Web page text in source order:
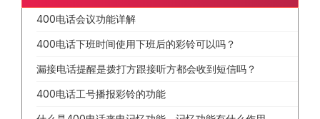
400电话会议功能详解
400电话下班时间使用下班后的彩铃可以吗？
漏接电话提醒是拨打方跟接听方都会收到短信吗？
400电话工号播报彩铃的功能